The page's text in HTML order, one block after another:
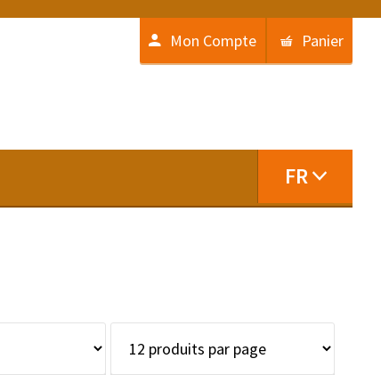
Mon Compte Panier
FR